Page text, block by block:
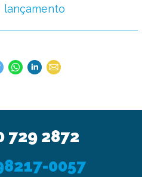
lançamento
729 2872
0057